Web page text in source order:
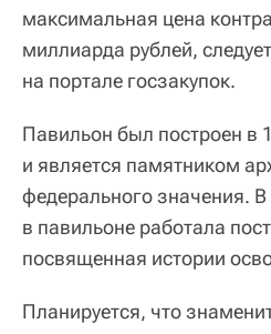
максимальная цена
миллиарда рублей,
на портале госзакупок.
Павильон был построен в
и является памятником
федерального значения.
в павильоне работала
посвященная истории
Планируется, что